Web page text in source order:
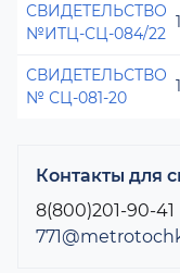
СВИДЕТЕЛЬСТВО
№ИТЦ-СЦ-084/22
СВИДЕТЕЛЬСТВО
№ СЦ-081-20
Контакты для
8(800)201-90-41